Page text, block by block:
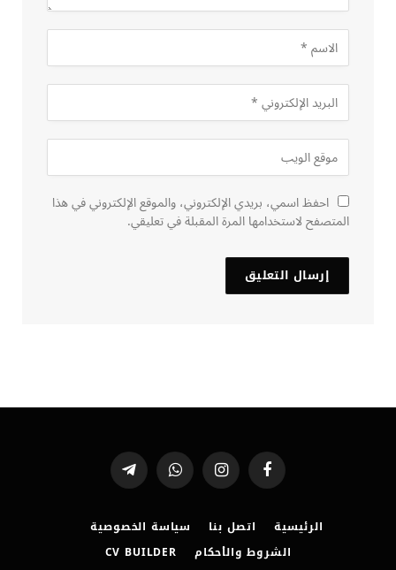
احفظ اسمي، بريدي الإلكتروني، والموقع الإلكتروني في هذا
المتصفح لاستخدامها المرة المقبلة في تعليقي.
فيسبوك الانستغرامواتساب تيلقرام
الرئيسية اتصل بنا
سياسة الخصوصية
الشروط والأحكام
CV BUILDER